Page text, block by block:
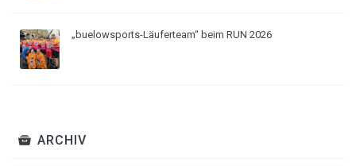
„buelowsports-Läuferteam“ beim RUN 2026
ARCHIV